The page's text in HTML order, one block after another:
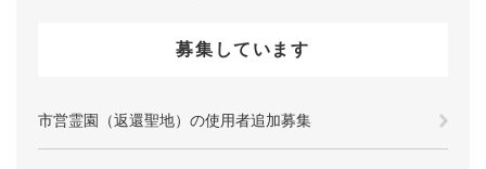
募集しています
市営霊園（返還聖地）の使用者追加募集